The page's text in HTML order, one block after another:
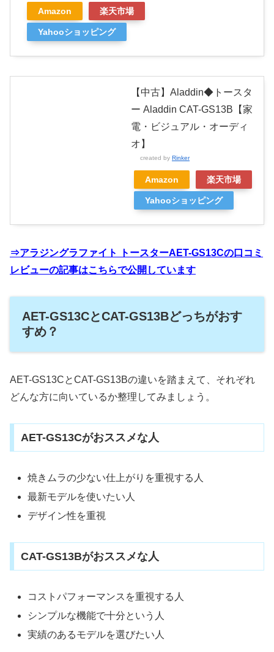
Amazon 楽天市場
Yahooショッピング
【中古】Aladdin◆トースタ
ー Aladdin CAT-GS13B【家
電・ビジュアル・オーディ
オ】
created by Rinker
Amazon 楽天市場
Yahooショッピング
⇒アラジングラファイト トースターAET-GS13Cの口コミ
レビューの記事はこちらで公開しています
AET-GS13CとCAT-GS13Bどっちがおす
すめ？
AET-GS13CとCAT-GS13Bの違いを踏まえて、それぞれ
どんな方に向いているか整理してみましょう。
AET-GS13Cがおススメな人
焼きムラの少ない仕上がりを重視する人
最新モデルを使いたい人
デザイン性を重視
CAT-GS13Bがおススメな人
コストパフォーマンスを重視する人
シンプルな機能で十分という人
実績のあるモデルを選びたい人